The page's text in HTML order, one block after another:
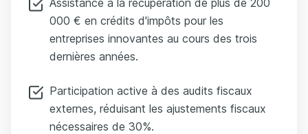
000 € en crédits d'impôts pour les
entreprises innovantes au cours des trois
dernières années.
Participation active à des audits fiscaux
externes, réduisant les ajustements fiscaux
nécessaires de 30%.